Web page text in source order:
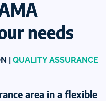
needs
| QUALITY ASSURANCE
area in a flexible